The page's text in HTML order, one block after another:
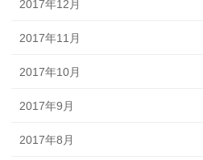
2017年12月
2017年11月
2017年10月
2017年9月
2017年8月